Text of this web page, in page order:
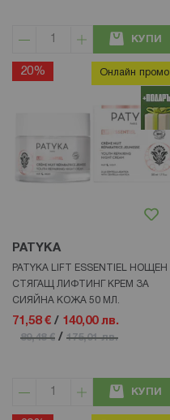
КУПИ
20% Онлайн промо
PATYKA
PATYKA LIFT ESSENTIEL НОЩЕН
СТЯГАЩ ЛИФТИНГ КРЕМ ЗА
СИЯЙНА КОЖА 50 МЛ.
71,58 € / 140,00 лв.
89,48 € / 175,01 лв.
КУПИ